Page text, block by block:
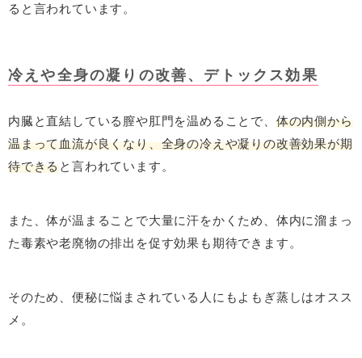
ると言われています。
冷えや全身の凝りの改善、デトックス効果
内臓と直結している膣や肛門を温めることで、 体の内側から
温まって血流が良くなり、全身の冷えや凝りの改善効果が期
待できると言われています。
また、体が温まることで大量に汗をかくため、体内に溜まっ
た毒素や老廃物の排出を促す効果も期待できます。
そのため、便秘に悩まされている人にもよもぎ蒸しはオスス
メ。